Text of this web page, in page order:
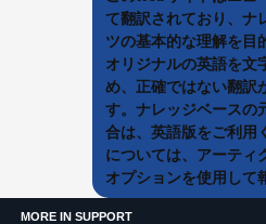
て翻訳されており、ナ
ツの基本的な理解を目
オリジナルの英語を文
め、正確ではない翻訳
す。ナレッジベースの
合は、英語版をご利用
については、アーテ
オプションを使用して
MORE IN SUPPORT